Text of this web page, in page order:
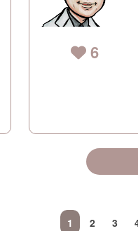
6
1 2 3